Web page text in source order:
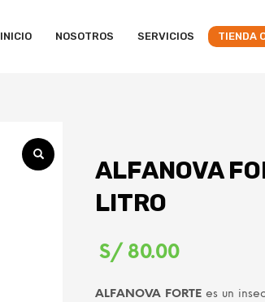
INICIO NOSOTROS SERVICIOS TIENDA
ALFANOVA
LITRO
S/ 80.00
ALFANOVA FORTE es un